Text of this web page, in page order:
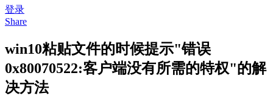
登录
Share
win10粘贴文件的时候提示"错误
0x80070522:客户端没有所需的特权"的解
决方法